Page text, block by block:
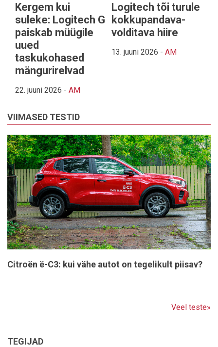
Kergem kui
suleke: Logitech G
paiskab müügile
uued
taskukohased
mängurirelvad
22. juuni 2026 - AM
Logitech tõi turule
kokkupandava-
volditava hiire
13. juuni 2026 - AM
VIIMASED TESTID
Citroën ë-C3: kui vähe autot on tegelikult piisav?
Veel teste»
TEGIJAD